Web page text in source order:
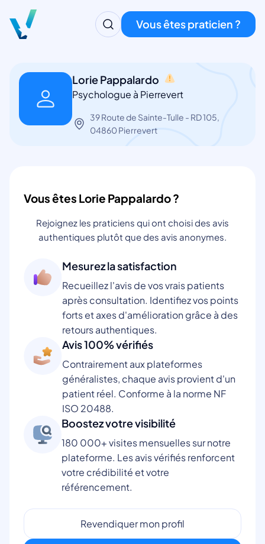
Vous êtes praticien ?
Lorie Pappalardo
Psychologue à Pierrevert
39 Route de Sainte-Tulle - RD 105,
04860 Pierrevert
Vous êtes Lorie Pappalardo ?
Rejoignez les praticiens qui ont choisi des avis
authentiques plutôt que des avis anonymes.
Mesurez la satisfaction
Recueillez l'avis de vos vrais patients
après consultation. Identifiez vos points
forts et axes d'amélioration grâce à des
retours authentiques.
Avis 100% vérifiés
Contrairement aux plateformes
généralistes, chaque avis provient d'un
patient réel. Conforme à la norme NF
ISO 20488.
Boostez votre visibilité
180 000+ visites mensuelles sur notre
plateforme. Les avis vérifiés renforcent
votre crédibilité et votre
référencement.
Revendiquer mon profil